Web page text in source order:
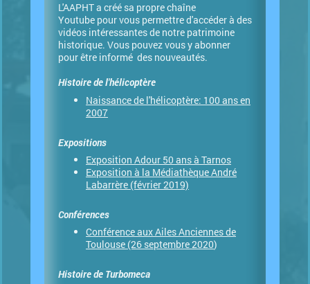
L'AAPHT a créé sa propre chaîne
Youtube pour vous permettre d'accéder à des
vidéos intéressantes de notre patrimoine
historique. Vous pouvez vous y abonner
pour être informé des nouveautés.
Histoire de l'hélicoptère
Naissance de l'hélicoptère: 100 ans en
2007
Expositions
Exposition Adour 50 ans à Tarnos
Exposition à la Médiathèque André
Labarrère (février 2019)
Conférences
Conférence aux Ailes Anciennes de
Toulouse (26 septembre 2020)
Histoire de Turbomeca